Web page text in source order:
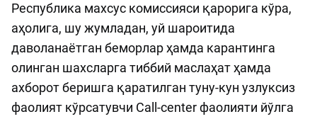
Республика махсус комиссияси қарорига кўра,
аҳолига, шу жумладан, уй шароитида
даволанаётган беморлар ҳамда карантинга
олинган шахсларга тиббий маслаҳат ҳамда
ахборот беришга қаратилган туну-кун узлуксиз
фаолият кўрсатувчи Call-center фаолияти йўлга